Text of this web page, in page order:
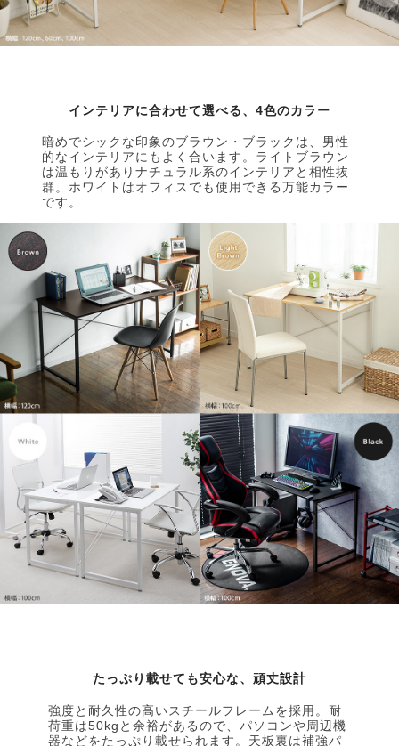
インテリアに合わせて選べる、4色のカラー
暗めでシックな印象のブラウン・ブラックは、男性
的なインテリアにもよく合います。ライトブラウン
は温もりがありナチュラル系のインテリアと相性抜
群。ホワイトはオフィスでも使用できる万能カラー
です。
たっぷり載せても安心な、頑丈設計
強度と耐久性の高いスチールフレームを採用。耐
荷重は50kgと余裕があるので、パソコンや周辺機
器などをたっぷり載せられます。天板裏は補強パ